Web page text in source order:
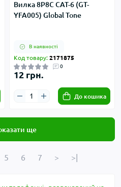
Вилка 8P8C CAT-6 (GT-
YFA005) Global Tone
В наявності
Код товару: 2171875
0
12 грн.
До кошика
ще
5 6 7 > >|